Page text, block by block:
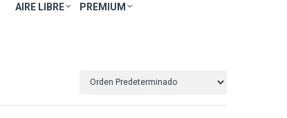
AIRE LIBRE PREMIUM